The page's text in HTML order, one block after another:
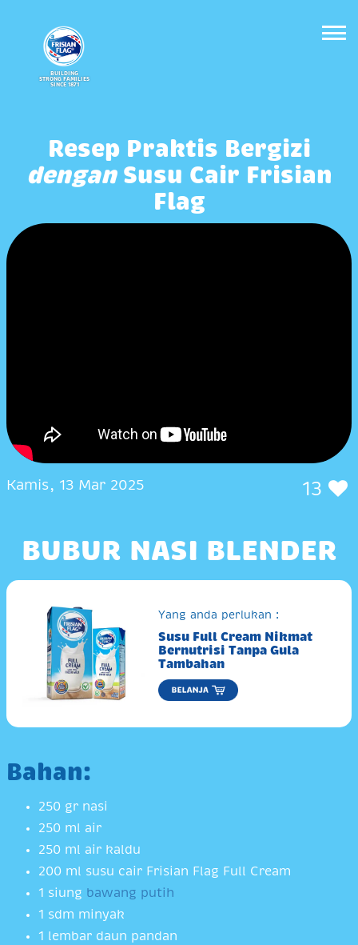
BUILDING
STRONG FAMILIES
SINCE 1871
Resep Praktis Bergizi
denganSusu Cair Frisian
Flag
Kamis, 13 Mar 2025 13
BUBUR NASI BLENDER
Yang anda perlukan :
Susu Full Cream Nikmat
Bernutrisi Tanpa Gula
Tambahan
Bahan:
250 gr nasi
250 ml air
250 ml air kaldu
200 ml susu cair Frisian Flag Full Cream
1 siung bawang putih
1 sdm minyak
1 lembar daun pandan